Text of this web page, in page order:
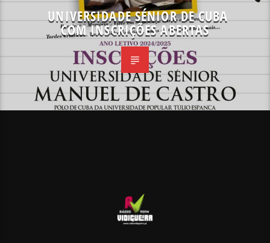
UNIVERSIDADE SÉNIOR DE CUBA
COM INSCRIÇÕES ABERTAS